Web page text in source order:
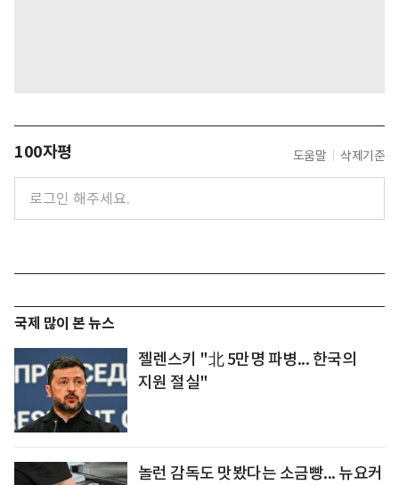
100자평 도움말 삭제기준
국제 많이 본 뉴스
젤렌스키 "北 5만명 파병... 한국의
지원 절실"
놀런 감독도 맛봤다는 소금빵... 뉴요커